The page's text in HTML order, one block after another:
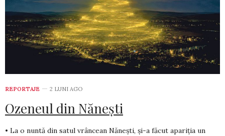
REPORTAJE 2 LUNI AGO
Ozeneul din Nănești
• La o nuntă din satul vrâncean Nănești, și-a făcut apariția un